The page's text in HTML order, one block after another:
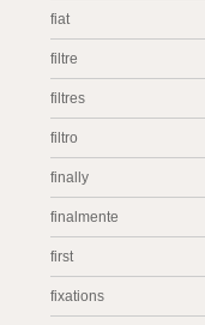
fiat
filtre
filtres
filtro
finally
finalmente
first
fixations